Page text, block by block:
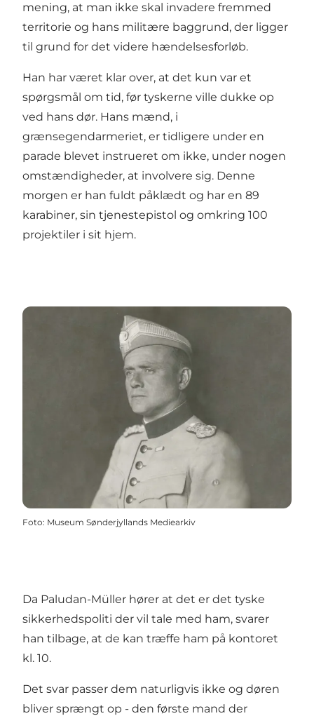
mening, at man ikke skal invadere fremmed
territorie og hans militære baggrund, der ligger
til grund for det videre hændelsesforløb.
Han har været klar over, at det kun var et
spørgsmål om tid, før tyskerne ville dukke op
ved hans dør. Hans mænd, i
grænsegendarmeriet, er tidligere under en
parade blevet instrueret om ikke, under nogen
omstændigheder, at involvere sig. Denne
morgen er han fuldt påklædt og har en 89
karabiner, sin tjenestepistol og omkring 100
projektiler i sit hjem.
Foto: Museum Sønderjyllands Mediearkiv
Da Paludan-Müller hører at det er det tyske
sikkerhedspoliti der vil tale med ham, svarer
han tilbage, at de kan træffe ham på kontoret
kl. 10.
Det svar passer dem naturligvis ikke og døren
bliver sprængt op - den første mand der